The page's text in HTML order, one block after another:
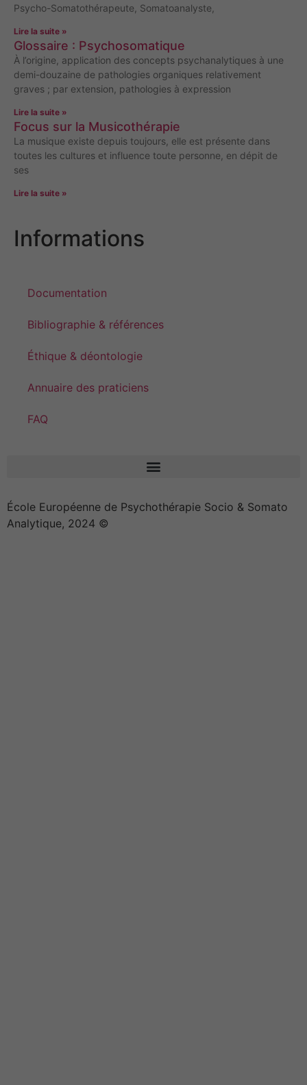
Psycho-Somatothérapeute, Somatoanalyste,
Lire la suite »
Glossaire : Psychosomatique
À l’origine, application des concepts psychanalytiques à une
demi-douzaine de pathologies organiques relativement
graves ; par extension, pathologies à expression
Lire la suite »
Focus sur la Musicothérapie
La musique existe depuis toujours, elle est présente dans
toutes les cultures et influence toute personne, en dépit de
ses
Lire la suite »
Informations
Documentation
Bibliographie & références
Éthique & déontologie
Annuaire des praticiens
FAQ
École Européenne de Psychothérapie Socio & Somato
Analytique, 2024 ©